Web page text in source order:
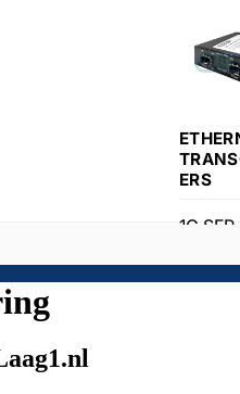
ERS
1G SFP
10G